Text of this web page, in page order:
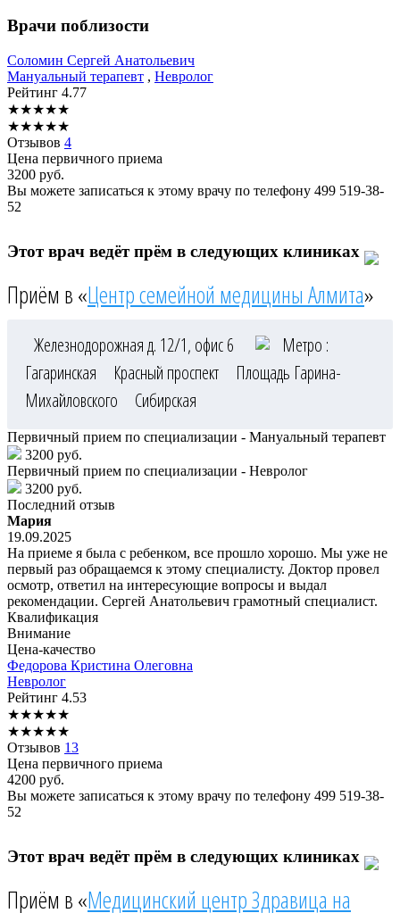
Врачи поблизости
Соломин Сергей Анатольевич
Мануальный терапевт , Невролог
Рейтинг 4.77
★★★★★
★★★★★
Отзывов 4
Цена первичного приема
3200 руб.
Вы можете записаться к этому врачу по телефону 499 519-38-
52
Этот врач ведёт прём в следующих клиниках
Приём в «Центр семейной медицины Алмита»
Железнодорожная д. 12/1, офис 6
Метро :
Гагаринская
Красный проспект
Площадь Гарина-
Михайловского
Сибирская
Первичный прием по специализации - Мануальный терапевт
3200 руб.
Первичный прием по специализации - Невролог
3200 руб.
Последний отзыв
Мария
19.09.2025
На приеме я была с ребенком, все прошло хорошо. Мы уже не
первый раз обращаемся к этому специалисту. Доктор провел
осмотр, ответил на интересующие вопросы и выдал
рекомендации. Сергей Анатольевич грамотный специалист.
Квалификация
Внимание
Цена-качество
Федорова Кристина Олеговна
Невролог
Рейтинг 4.53
★★★★★
★★★★★
Отзывов 13
Цена первичного приема
4200 руб.
Вы можете записаться к этому врачу по телефону 499 519-38-
52
Этот врач ведёт прём в следующих клиниках
Приём в «Медицинский центр Здравица на